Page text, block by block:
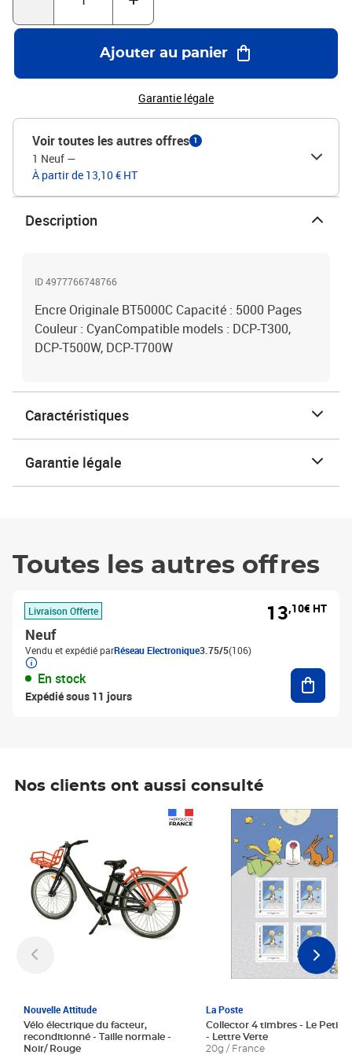
Ajouter au panier
Garantie légale
Voir toutes les autres offres 1
1 Neuf —
À partir de 13,10 € HT
Description
ID 4977766748766
Encre Originale BT5000C Capacité : 5000 Pages
Couleur : CyanCompatible models : DCP-T300,
DCP-T500W, DCP-T700W
Caractéristiques
Garantie légale
Toutes les autres offres
Livraison Offerte
Neuf
Vendu et expédié parRéseau Electronique3.75/5(106)
En stock
Expédié sous 11 jours
13,10€ HT
Nos clients ont aussi consulté
Nouvelle Attitude
Vélo électrique du facteur,
reconditionné - Taille normale -
Noir/ Rouge
La Poste
Collector 4 timbres - Le Petit
- Lettre Verte
20g / France
Prix 6,25€ HT